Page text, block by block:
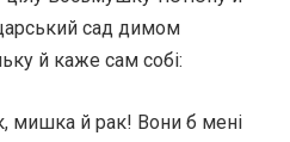
сад димом
й каже сам собі:
мишка й рак! Вони б мені